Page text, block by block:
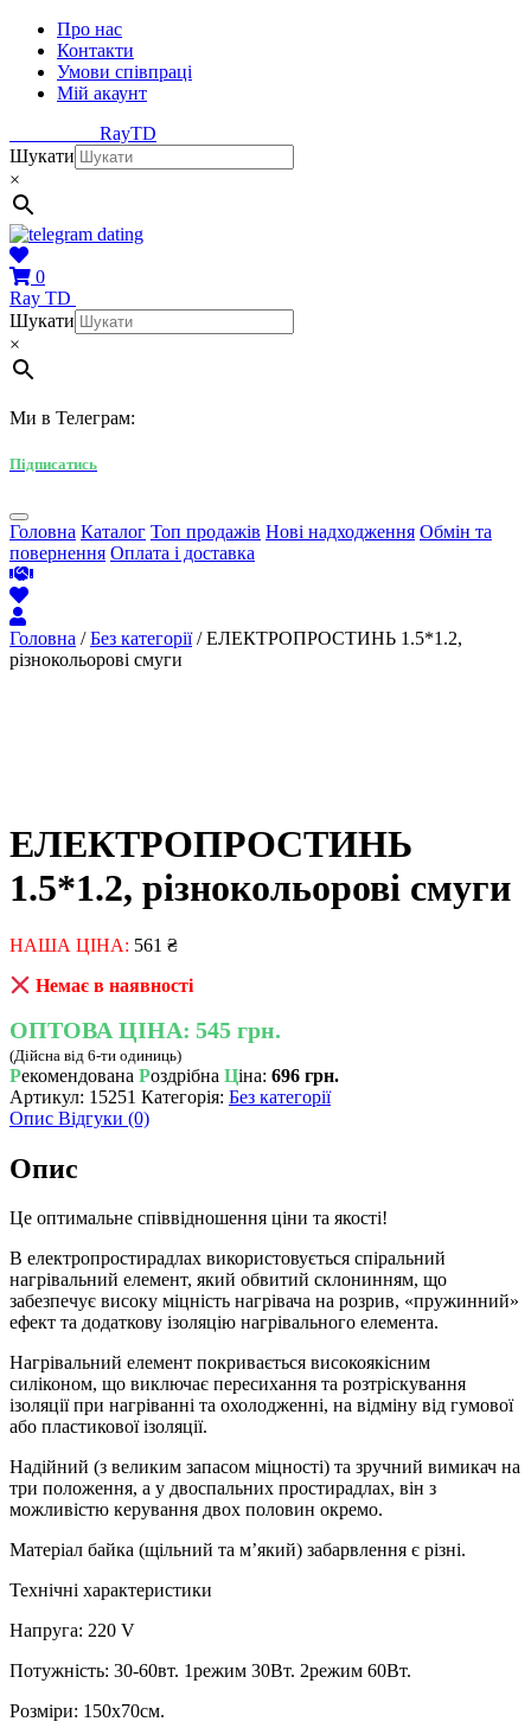
Про нас
Контакти
Умови співпраці
Мій акаунт
RayTD
Шукати
×
0
Ray TD
Шукати
×
Ми в Телеграм:
Підписатись
Головна Каталог Топ продажів Нові надходження Обмін та
повернення Оплата і доставка
Головна /Без категорії/ ЕЛЕКТРОПРОСТИНЬ 1.5*1.2,
різнокольорові смуги
ЕЛЕКТРОПРОСТИНЬ
1.5*1.2, різнокольорові смуги
НАША ЦІНА: 561 ₴
Немає в наявності
ОПТОВА ЦІНА: 545 грн.
(Дійсна від 6-ти одиниць)
Рекомендована Роздрібна Ціна: 696 грн.
Артикул: 15251 Категорія: Без категорії
Опис Відгуки (0)
Опис
Це оптимальне співвідношення ціни та якості!
В електропростирадлах використовується спіральний
нагрівальний елемент, який обвитий склонинням, що
забезпечує високу міцність нагрівача на розрив, «пружинний»
ефект та додаткову ізоляцію нагрівального елемента.
Нагрівальний елемент покривається високоякісним
силіконом, що виключає пересихання та розтріскування
ізоляції при нагріванні та охолодженні, на відміну від гумової
або пластикової ізоляції.
Надійний (з великим запасом міцності) та зручний вимикач на
три положення, а у двоспальних простирадлах, він з
можливістю керування двох половин окремо.
Матеріал байка (щільний та м’який) забарвлення є різні.
Технічні характеристики
Напруга: 220 V
Потужність: 30-60вт. 1режим 30Вт. 2режим 60Вт.
Розміри: 150х70см.